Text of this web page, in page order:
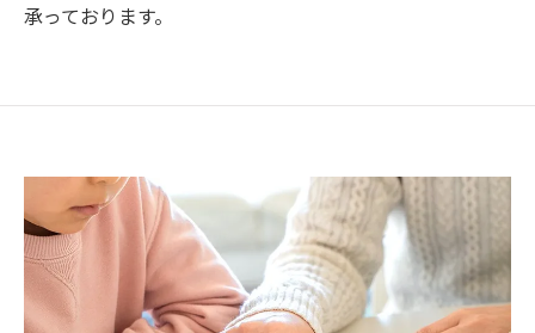
承っております。